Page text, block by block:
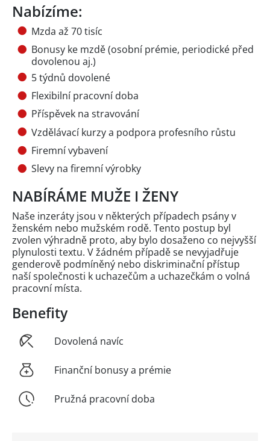
Nabízíme:
Mzda až 70 tisíc
Bonusy ke mzdě (osobní prémie, periodické před
dovolenou aj.)
5 týdnů dovolené
Flexibilní pracovní doba
Příspěvek na stravování
Vzdělávací kurzy a podpora profesního růstu
Firemní vybavení
Slevy na firemní výrobky
NABÍRÁME MUŽE I ŽENY
Naše inzeráty jsou v některých případech psány v
ženském nebo mužském rodě. Tento postup byl
zvolen výhradně proto, aby bylo dosaženo co nejvyšší
plynulosti textu. V žádném případě se nevyjadřuje
genderově podmíněný nebo diskriminační přístup
naší společnosti k uchazečům a uchazečkám o volná
pracovní místa.
Benefity
Dovolená navíc
Finanční bonusy a prémie
Pružná pracovní doba